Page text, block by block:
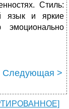
Стиль:
язык и яркие
Следующая >